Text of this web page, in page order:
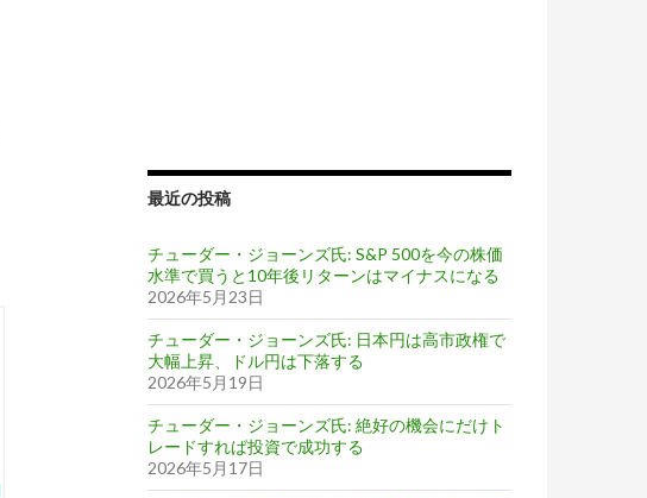
最近の投稿
チューダー・ジョーンズ氏: S&P 500を今の株価
水準で買うと10年後リターンはマイナスになる
2026年5月23日
チューダー・ジョーンズ氏: 日本円は高市政権で
大幅上昇、ドル円は下落する
2026年5月19日
チューダー・ジョーンズ氏: 絶好の機会にだけト
レードすれば投資で成功する
2026年5月17日